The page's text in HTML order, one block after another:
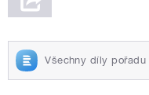
Všechny díly pořadu